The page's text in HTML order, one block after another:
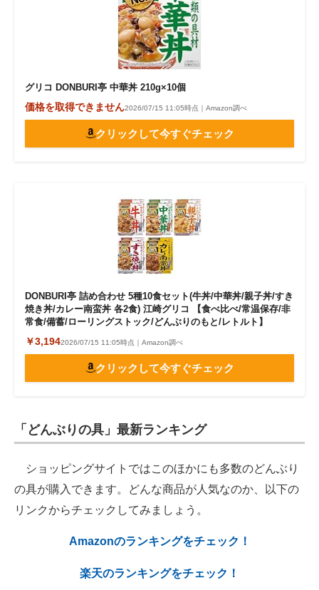
グリコ DONBURI亭 中華丼 210g×10個
価格を取得できません2026/07/15 11:05時点｜Amazon調べ
クリックして今すぐチェック
DONBURI亭 詰め合わせ 5種10食セット(牛丼/中華丼/親子丼/すき
焼き丼/カレー南蛮丼 各2食) 江崎グリコ 【食べ比べ/常温保存/非
常食/備蓄/ローリングストック/どんぶりのもと/レトルト】
￥3,1942026/07/15 11:05時点｜Amazon調べ
クリックして今すぐチェック
「どんぶりの具」最新ランキング
ショッピングサイトではこのほかにも多数のどんぶり
の具が購入できます。どんな商品が人気なのか、以下の
リンクからチェックしてみましょう。
Amazonのランキングをチェック！
楽天のランキングをチェック！